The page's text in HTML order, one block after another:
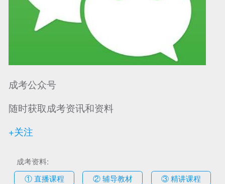
成考公众号
随时获取成考资讯和资料
+关注
成考资料:
① 直播课程
② 辅导教材
③ 精讲课程